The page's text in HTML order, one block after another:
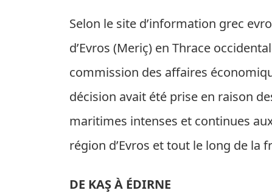
Selon le site d’information grec
d’Evros (Meriç) en Thrace
commission des affaires
décision avait été prise en raison
maritimes intenses et continues
région d’Evros et tout le long de la
DE KAŞ À ÉDIRNE